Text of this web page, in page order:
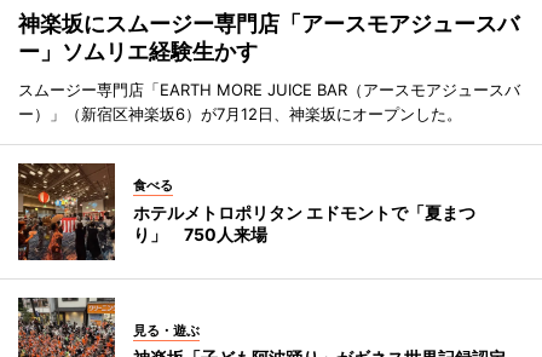
神楽坂にスムージー専門店「アースモアジュースバ
ー」ソムリエ経験生かす
スムージー専門店「EARTH MORE JUICE BAR（アースモアジュースバ
ー）」（新宿区神楽坂6）が7月12日、神楽坂にオープンした。
食べる
ホテルメトロポリタン エドモントで「夏まつ
り」 750人来場
見る・遊ぶ